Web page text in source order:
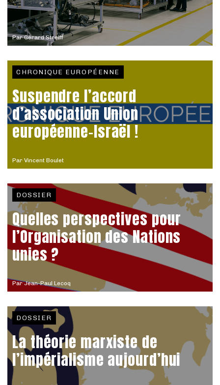
ParGérard Streiff
Par Vincent Boulet
CHRONIQUE EUROPÉENNE
Suspendre l’accord
d’association Union
européenne-Israël !
ParJean-Paul Lecoq
DOSSIER
Quelles perspectives pour
l’Organisation des Nations
unies ?
DOSSIER
La théorie marxiste de
l’impérialisme aujourd’hui